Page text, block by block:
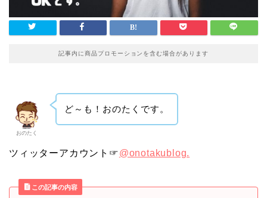
記事内に商品プロモーションを含む場合があります
おのたく
ど～も！おのたくです。
ツィッターアカウント☞@onotakublog.
この記事の内容